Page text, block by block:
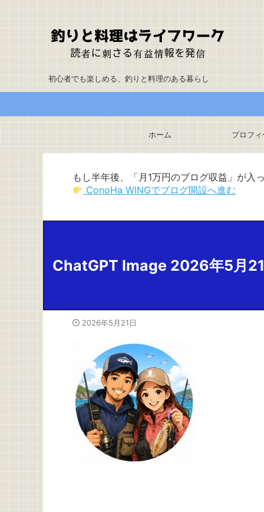
初心者でも楽しめる、釣りと料理のある暮らし
ホーム プロフィ
もし半年後、「月1万円のブログ収益」が入
ConoHa WINGでブログ開設へ進む
ChatGPT Image 2026年5月
2026年5月21日